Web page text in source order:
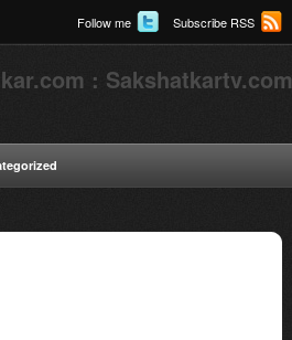
Follow me Subscribe RSS
: Sakshatkartv.com